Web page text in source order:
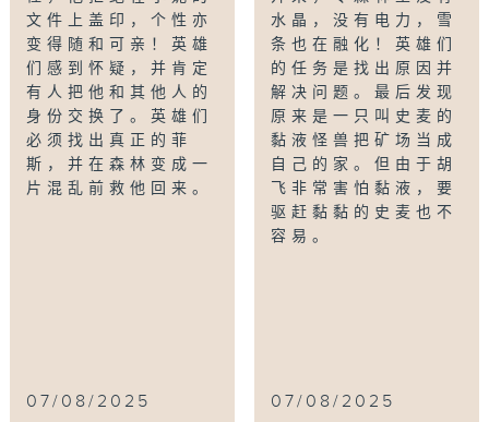
文件上盖印，个性亦
变得随和可亲！英雄
们感到怀疑，并肯定
有人把他和其他人的
身份交换了。英雄们
必须找出真正的菲
斯，并在森林变成一
片混乱前救他回来。
07/08/2025
水晶，没有电力，雪
条也在融化！英雄们
的任务是找出原因并
解决问题。最后发现
原来是一只叫史麦的
黏液怪兽把矿场当成
自己的家。但由于胡
飞非常害怕黏液，要
驱赶黏黏的史麦也不
容易。
07/08/2025